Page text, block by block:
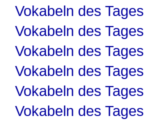
Vokabeln des
Vokabeln des
Vokabeln des
Vokabeln des
Vokabeln des
Vokabeln des